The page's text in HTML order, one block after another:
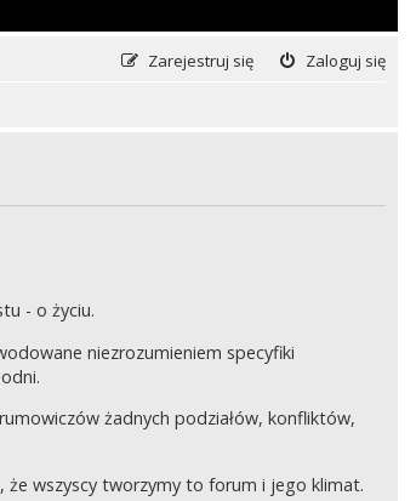
Zaloguj się
Zarejestruj się
- o życiu.
niezrozumieniem specyfiki
żadnych podziałów, konfliktów,
że wszyscy tworzymy to forum i jego klimat.